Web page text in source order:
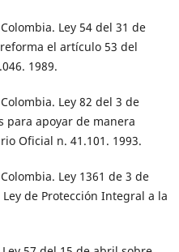
Ley 54 del 31 de
el artículo 53 del
1989.
Ley 82 del 3 de
para apoyar de manera
Oficial n. 41.101. 1993.
Ley 1361 de 3 de
de Protección Integral a la